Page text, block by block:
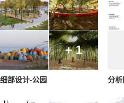
+ 1
细部设计-公园 分